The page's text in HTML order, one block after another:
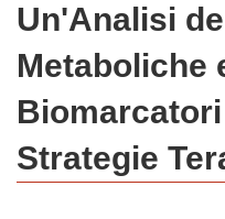
Un'Analisi
Metaboliche
Strategie